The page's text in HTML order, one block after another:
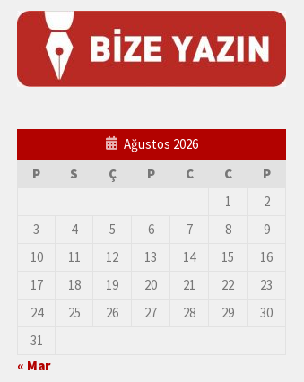
Ağustos 2026
P
S Ç P C C
P
1
2
3
4 5 6 7 8
9
10
11 12 13 14 15
16
17
18 19 20 21 22
23
24
25 26 27 28 29
30
31
« Mar